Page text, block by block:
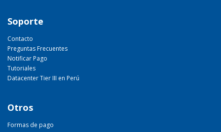
Soporte
Contacto
Preguntas Frecuentes
Notificar Pago
Tutoriales
Datacenter Tier III en Perú
Otros
Formas de pago